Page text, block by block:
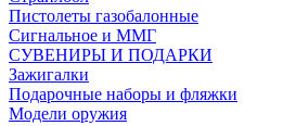
Пистолеты газобалонные
Сигнальное и ММГ
СУВЕНИРЫ И ПОДАРКИ
Зажигалки
Подарочные наборы и фляжки
Модели оружия